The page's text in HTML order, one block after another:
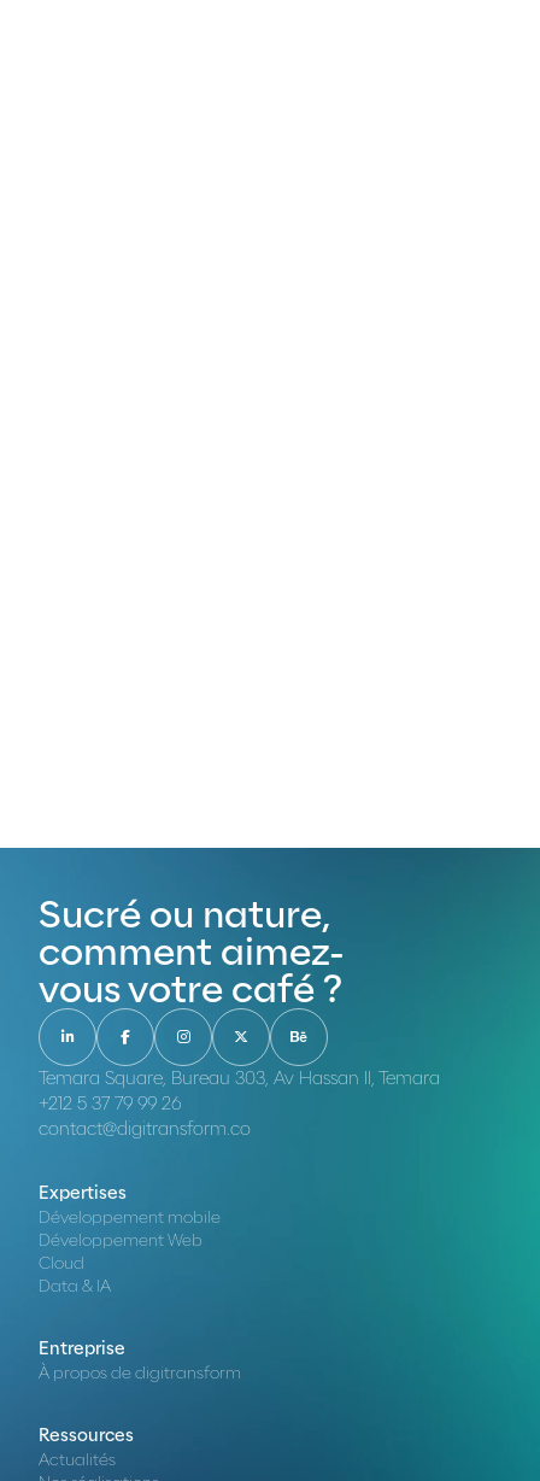
Sucré ou nature,
comment aimez-
vous votre café ?
Temara Square, Bureau 303, Av Hassan II, Temara
+212 5 37 79 99 26
contact@digitransform.co
Expertises
Développement mobile
Développement Web
Cloud
Data & IA
Entreprise
À propos de digitransform
Ressources
Actualités